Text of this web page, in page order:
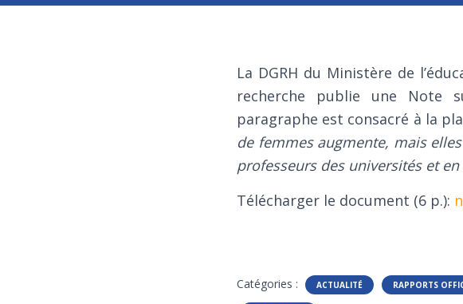
La DGRH du Ministère de
recherche publie une Note
paragraphe est consacré à la
de femmes augmente, mais
professeurs des universités et en
Télécharger le document (6 p.):
Catégories : ACTUALITÉ RAPPORTS